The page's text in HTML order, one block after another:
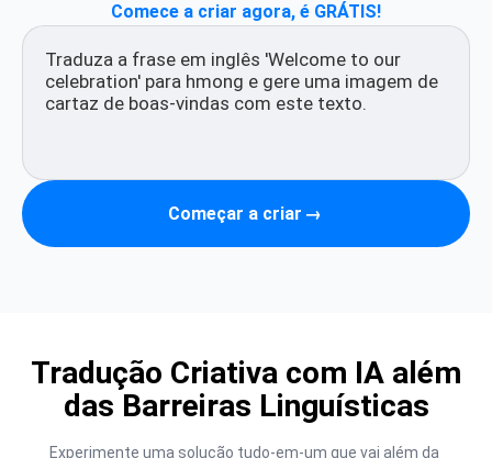
Comece a criar agora, é GRÁTIS!
Começar a criar →
Tradução Criativa com IA além
das Barreiras Linguísticas
Experimente uma solução tudo-em-um que vai além da